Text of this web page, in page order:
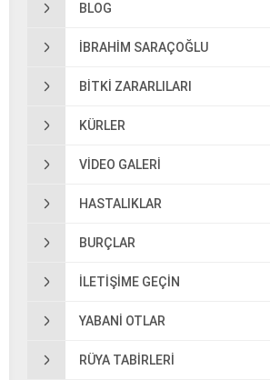
BLOG
IBRAHIM SARAÇOĞLU
BITKI ZARARLILARI
KÜRLER
VIDEO GALERI
HASTALIKLAR
BURÇLAR
ILETIŞIME GEÇIN
YABANI OTLAR
RÜYA TABIRLERI